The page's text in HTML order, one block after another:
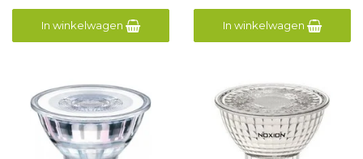
In winkelwagen In winkelwagen